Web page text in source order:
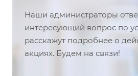
Наши администраторы
интересующий вопрос по
расскажут подробнее о
акциях. Будем на связи!